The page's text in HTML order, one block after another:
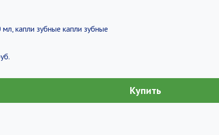
капли зубные капли зубные
Купить